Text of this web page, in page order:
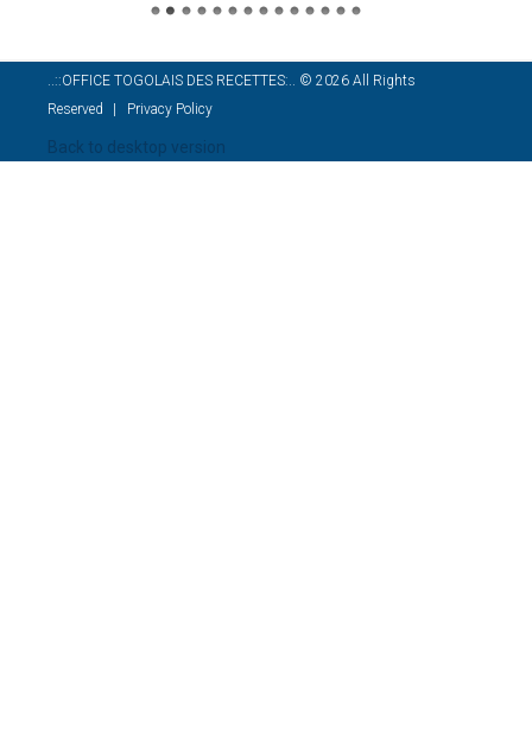
..::OFFICE TOGOLAIS DES RECETTES:.. © 2026 All Rights
Reserved
Privacy Policy
Back to desktop version